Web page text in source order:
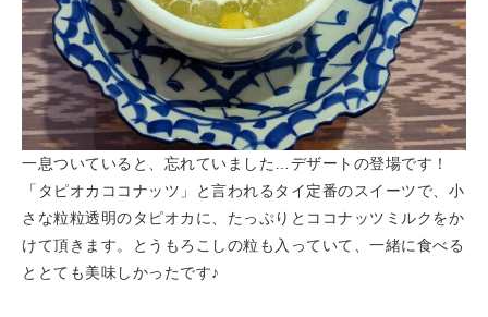
一息ついていると、忘れていました…デザートの登場です！
「タピオカココナッツ」と言われるタイ定番のスイーツで、小
さな粒粒透明のタピオカに、たっぷりとココナッツミルクをか
けて頂きます。とうもろこしの粒も入っていて、一緒に食べる
ととても美味しかったです♪